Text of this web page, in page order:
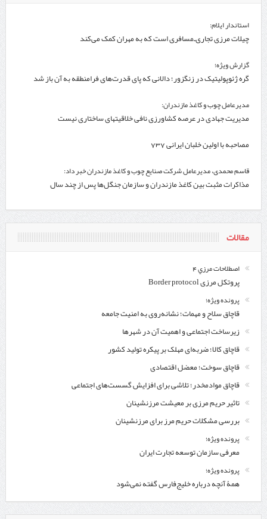
استاندار ایلام:
چیلات مرزی تجاری‌ـ‌مسافری است که به مهران کمک می‌کند
گزارش ویژه؛
گره ژئوپولیتیک در زنگزور؛ دالانی که پای قدرت‌های فرامنطقه به آن باز شد
مدیرعامل چوب و کاغذ مازندران:
مدیریت جهادی در عرصه کشاورزی نافی خلاقیتهای ساختاری نیست
مصاحبه با اولین خلبان ایرانی 737
قاسم محمدی، مدیرعامل شرکت صنایع چوب و کاغذ مازندران خبر داد:
مذاکرات مثبت بین کاغذ مازندران و سازمان جنگل‌ها پس از چند سال
مقالات
اصطلاحات مرزي 4
پروتکل مرزی Border protocol
پرونده ویژه؛
قاچاق سلاح و مهمات؛ نشانه‌روی به امنیت جامعه
زیرساخت اجتماعی و اهمیت آن در شهرها
قاچاق کالا؛ ضربه‌ای مهلک بر پیکره تولید کشور
قاچاق سوخت؛ معضل اقتصادی
قاچاق موادمخدر؛ تلاشی برای افزایش گسست‌های اجتماعی
تاثیر حریم مرزی بر معیشت مرزنشینان
بررسی مشکلات حریم مرز برای مرزنشینان
پرونده ویژه؛
معرفی سازمان توسعه تجارت ایران
پرونده ویژه؛
همۀ آنچه درباره خلیج‌‌فارس گفته نمی‌شود